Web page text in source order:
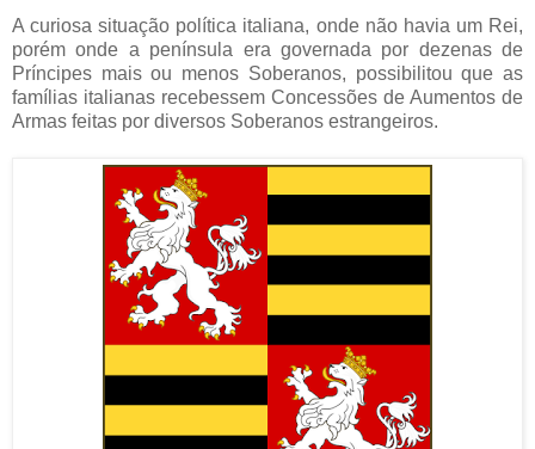
A curiosa situação política italiana, onde não havia um Rei,
porém onde a península era governada por dezenas de
Príncipes mais ou menos Soberanos, possibilitou que as
famílias italianas recebessem Concessões de Aumentos de
Armas feitas por diversos Soberanos estrangeiros.